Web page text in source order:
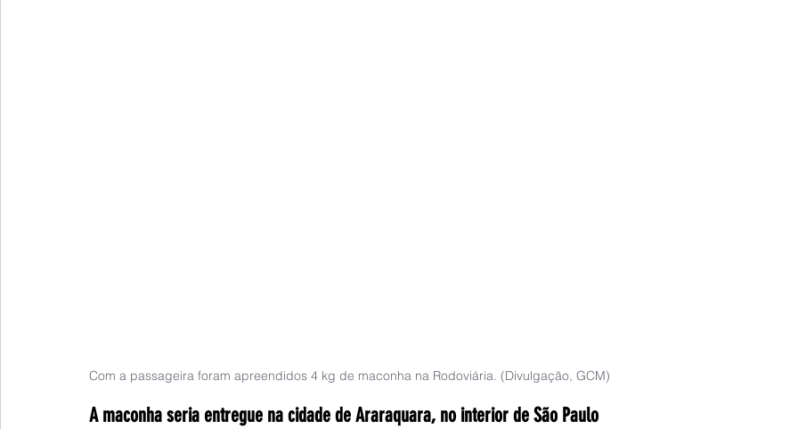
Com a passageira foram apreendidos 4 kg de maconha na Rodoviária. (Divulgação, GCM)
A maconha seria entregue na cidade de Araraquara, no interior de São Paulo